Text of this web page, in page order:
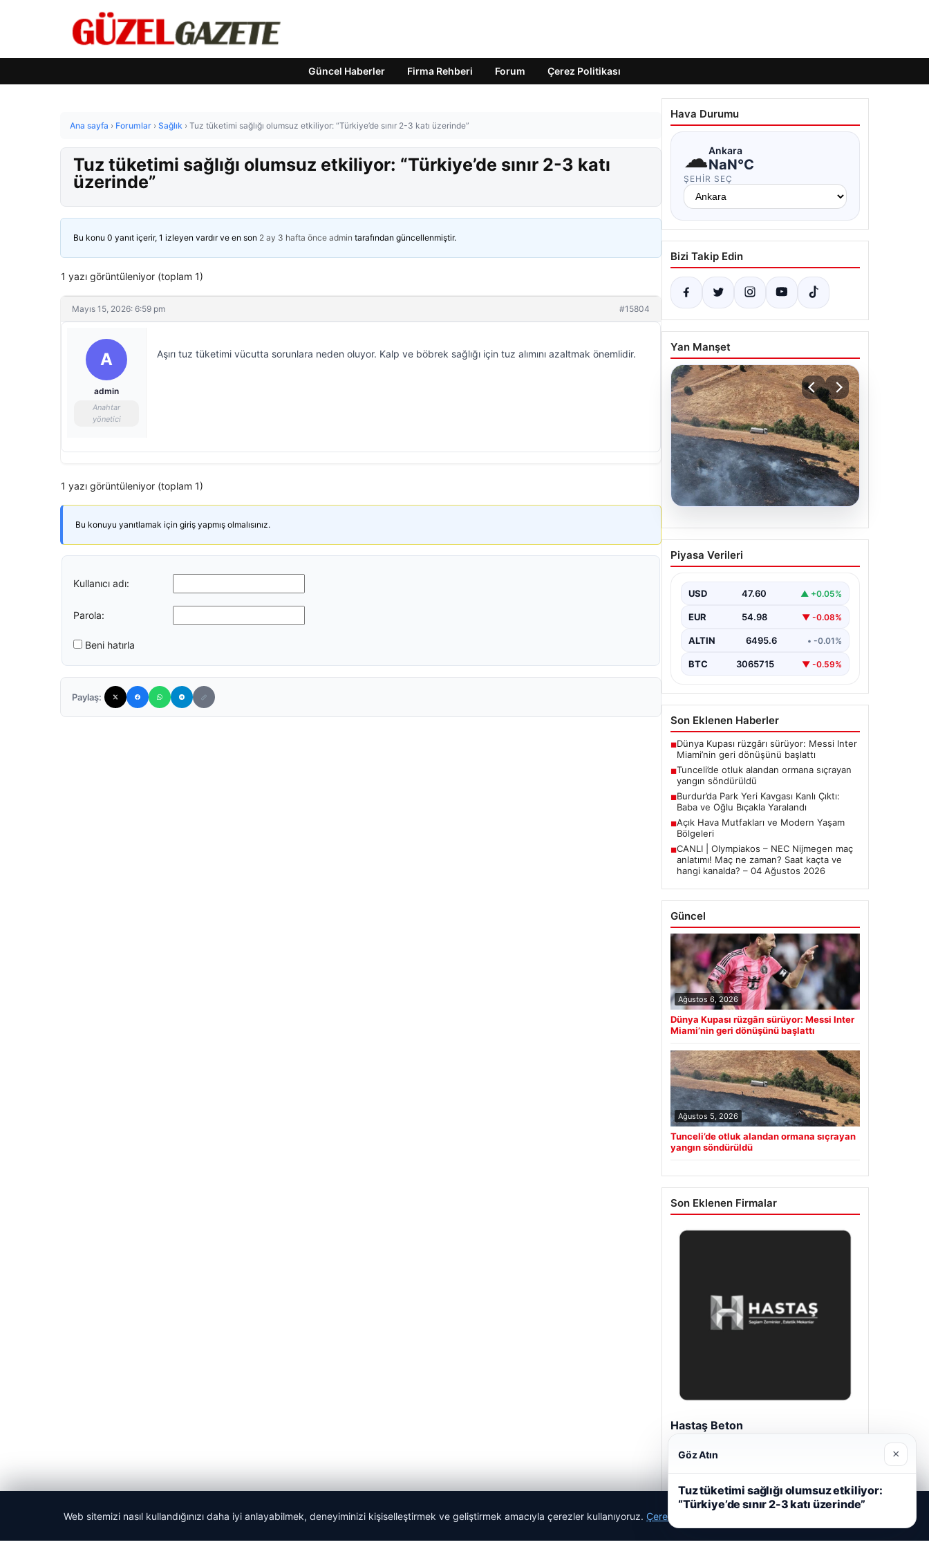
Güncel Haberler Firma Rehberi Forum Çerez Politikası
Ana sayfa › Forumlar › Sağlık › Tuz tüketimi sağlığı olumsuz etkiliyor: “Türkiye’de sınır 2-3 katı üzerinde”
Tuz tüketimi sağlığı olumsuz etkiliyor: “Türkiye’de sınır 2-3 katı
üzerinde”
Bu konu 0 yanıt içerir, 1 izleyen vardır ve en son 2 ay 3 hafta önce admin tarafından güncellenmiştir.
1 yazı görüntüleniyor (toplam 1)
Mayıs 15, 2026: 6:59 pm #15804
A
admin
Anahtar
yönetici
Aşırı tuz tüketimi vücutta sorunlara neden oluyor. Kalp ve böbrek sağlığı için tuz alımını azaltmak önemlidir.
1 yazı görüntüleniyor (toplam 1)
Bu konuyu yanıtlamak için giriş yapmış olmalısınız.
Kullanıcı adı:
Parola:
Beni hatırla
Paylaş:
Hava Durumu
☁Ankara
NaN°C
ŞEHIR SEÇ
Bizi Takip Edin
Yan Manşet
05.08.2026
Tunceli’de otluk alandan
ormana sıçrayan yangın
Piyasa Verileri
USD 47.60 ▲ +0.05%
EUR 54.98 ▼ -0.08%
ALTIN 6495.6 • -0.01%
BTC 3065715 ▼ -0.59%
Son Eklenen Haberler
■Dünya Kupası rüzgârı sürüyor: Messi Inter
Miami’nin geri dönüşünü başlattı
■Tunceli’de otluk alandan ormana sıçrayan
yangın söndürüldü
■Burdur’da Park Yeri Kavgası Kanlı Çıktı:
Baba ve Oğlu Bıçakla Yaralandı
■Açık Hava Mutfakları ve Modern Yaşam
Bölgeleri
■CANLI | Olympiakos – NEC Nijmegen maç
anlatımı! Maç ne zaman? Saat kaçta ve
hangi kanalda? – 04 Ağustos 2026
Güncel
Ağustos 6, 2026
Dünya Kupası rüzgârı sürüyor: Messi Inter
Miami’nin geri dönüşünü başlattı
Ağustos 5, 2026
Tunceli’de otluk alandan ormana sıçrayan
yangın söndürüldü
Son Eklenen Firmalar
Hastaş Beton
Web sitemizi nasıl kullandığınızı daha iyi anlayabilmek, deneyiminizi kişiselleştirmek ve geliştirmek amacıyla çerezler kullanıyoruz. Çerez Politikamız
Göz Atın ×
Tuz tüketimi sağlığı olumsuz etkiliyor:
“Türkiye’de sınır 2-3 katı üzerinde”